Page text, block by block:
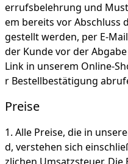
errufsbelehrung und
em bereits vor Abschluss
gestellt werden, per E-
der Kunde vor der
Link in unserem Online-
r Bestellbestätigung
Preise
Alle Preise, die in
d, verstehen sich